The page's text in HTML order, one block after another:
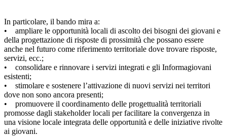
In particolare, il bando mira a:
• ampliare le opportunità locali di ascolto dei bisogni dei giovani e
della progettazione di risposte di prossimità che possano essere
anche nel futuro come riferimento territoriale dove trovare risposte,
servizi, ecc.;
• consolidare e rinnovare i servizi integrati e gli Informagiovani
esistenti;
• stimolare e sostenere l’attivazione di nuovi servizi nei territori
dove non sono ancora presenti;
• promuovere il coordinamento delle progettualità territoriali
promosse dagli stakeholder locali per facilitare la convergenza in
una visione locale integrata delle opportunità e delle iniziative rivolte
ai giovani.